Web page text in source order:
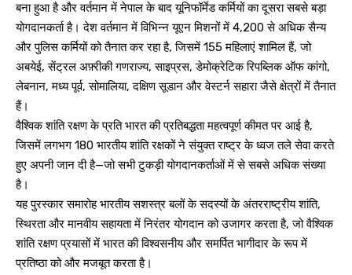
बना हुआ है और वर्तमान में नेपाल के बाद यूनिफॉर्मेड कर्मियों का दूसरा सबसे बड़ा
योगदानकर्ता है। देश वर्तमान में विभिन्न यूएन मिशनों में 4,200 से अधिक सैन्य
और पुलिस कर्मियों को तैनात कर रहा है, जिसमें 155 महिलाएं शामिल हैं, जो
अबयेई, सेंट्रल अफ़्रीकी गणराज्य, साइप्रस, डेमोक्रेटिक रिपब्लिक ऑफ कांगो,
लेबनान, मध्य पूर्व, सोमालिया, दक्षिण सूडान और वेस्टर्न सहारा जैसे क्षेत्रों में तैनात
हैं।
वैश्विक शांति रक्षण के प्रति भारत की प्रतिबद्धता महत्वपूर्ण कीमत पर आई है,
जिसमें लगभग 180 भारतीय शांति रक्षकों ने संयुक्त राष्ट्र के ध्वज तले सेवा करते
हुए अपनी जान दी है—जो सभी टुकड़ी योगदानकर्ताओं में से सबसे अधिक संख्या
है।
यह पुरस्कार समारोह भारतीय सशस्त्र बलों के सदस्यों के अंतरराष्ट्रीय शांति,
स्थिरता और मानवीय सहायता में निरंतर योगदान को उजागर करता है, जो वैश्विक
शांति रक्षण प्रयासों में भारत की विश्वसनीय और समर्पित भागीदार के रूप में
प्रतिष्ठा को और मजबूत करता है।